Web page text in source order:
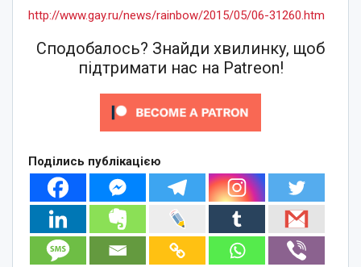
http://www.gay.ru/news/rainbow/2015/05/06-31260.htm
Сподобалось? Знайди хвилинку, щоб
підтримати нас на Patreon!
Поділись публікацією